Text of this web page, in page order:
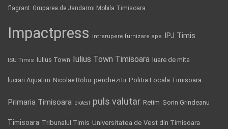
flagrant Gruparea de Jandarmi Mobila Timisoara
Impactpress intrerupere furnizare apa IPJ Timis
ISU Timis Iulius Town Iulius Town Timisoara luare de mita
lucrari Aquatim Nicolae Robu perchezitii Politia Locala Timisoara
Primaria Timisoara protest puls valutar Retim Sorin Grindeanu
Timisoara Tribunalul Timis Universitatea de Vest din Timisoara